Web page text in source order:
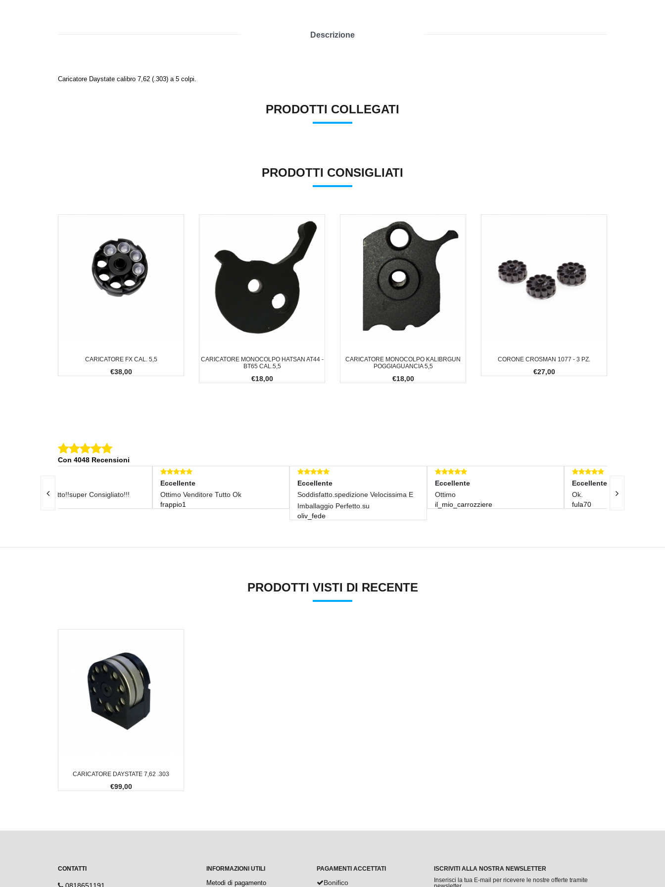
Descrizione
Caricatore Daystate calibro 7,62 (.303) a 5 colpi.
PRODOTTI COLLEGATI
PRODOTTI CONSIGLIATI
CARICATORE FX CAL. 5,5
€38,00
CARICATORE MONOCOLPO HATSAN AT44 -
BT65 CAL.5,5
€18,00
CARICATORE MONOCOLPO KALIBRGUN
POGGIAGUANCIA 5,5
€18,00
CORONE CROSMAN 1077 - 3 PZ.
€27,00
Con 4048 Recensioni
Ottimo Venditore Tutto Ok
Soddisfatto.spedizione Velocissima E
Ottimo
il_mio_carrozziere
fula70
PRODOTTI VISTI DI RECENTE
CARICATORE DAYSTATE 7,62 .303
€99,00
CONTATTI INFORMAZIONI UTILI
Metodi di pagamento
PAGAMENTI ACCETTATI
Bonifico
ISCRIVITI ALLA NOSTRA NEWSLETTER
Inserisci la tua E-mail per ricevere le nostre offerte tramite